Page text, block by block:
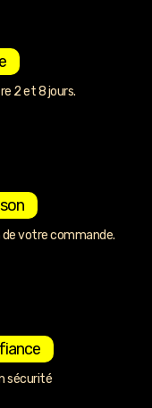
2 et 8 jours.
votre commande.
sécurité